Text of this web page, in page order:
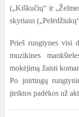
(„Kiškučių“ ir
skyriaus
Prieš rungtynes visi
muzikines
mokėjimą žaisti
Po įnirtingų
įteiktos padėkos už